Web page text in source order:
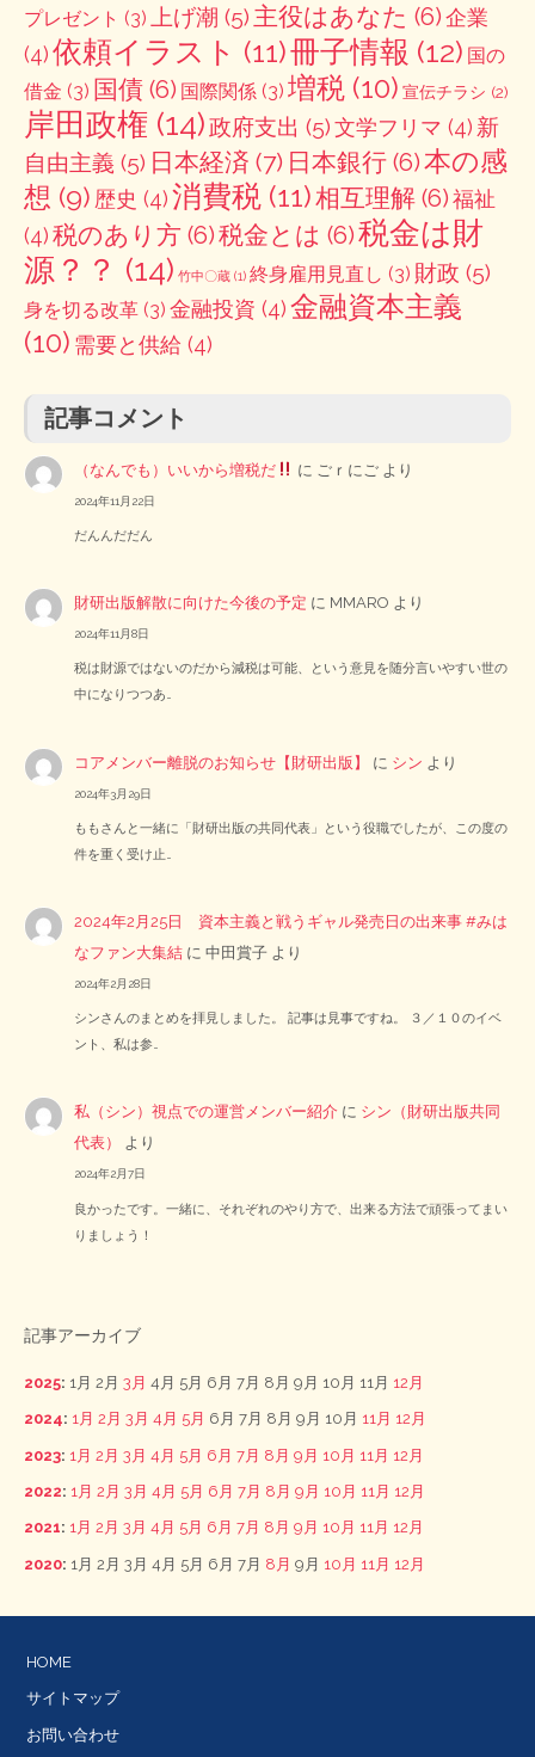
プレゼント (3) 上げ潮 (5) 主役はあなた (6)企業
(4)依頼イラスト (11)冊子情報 (12) 国の
借金 (3) 国債 (6) 国際関係 (3) 増税 (10) 宣伝チラシ (2)
岸田政権 (14)政府支出 (5)文学フリマ (4) 新
自由主義 (5) 日本経済 (7) 日本銀行 (6)本の感
想 (9) 歴史 (4)消費税 (11)相互理解 (6)福祉
(4)税のあり方 (6)税金とは (6)税金は財
源？？ (14) 竹中〇蔵 (1) 終身雇用見直し (3) 財政 (5)
身を切る改革 (3) 金融投資 (4)金融資本主義
(10) 需要と供給 (4)
記事コメント
（なんでも）いいから増税だ に ごｒにご より
2024年11月22日
だんんだだん
財研出版解散に向けた今後の予定 に MMARO より
2024年11月8日
税は財源ではないのだから減税は可能、という意見を随分言いやすい世の
中になりつつあ…
コアメンバー離脱のお知らせ【財研出版】 に シン より
2024年3月29日
ももさんと一緒に「財研出版の共同代表」という役職でしたが、この度の
件を重く受け止…
2024年2月25日 資本主義と戦うギャル発売日の出来事 #みは
なファン大集結 に中田賞子 より
2024年2月28日
シンさんのまとめを拝見しました。 記事は見事ですね。 ３／１０のイベ
ント、私は参…
私（シン）視点での運営メンバー紹介 に シン（財研出版共同
代表）
より
2024年2月7日
良かったです。一緒に、それぞれのやり方で、出来る方法で頑張ってまい
りましょう！
記事アーカイブ
2025: 1月 2月 3月 4月 5月 6月 7月 8月 9月 10月 11月 12月
2024: 1月 2月 3月 4月 5月 6月 7月 8月 9月 10月 11月 12月
2023: 1月 2月 3月 4月 5月 6月 7月 8月 9月 10月 11月 12月
2022: 1月 2月 3月 4月 5月 6月 7月 8月 9月 10月 11月 12月
2021: 1月 2月 3月 4月 5月 6月 7月 8月 9月 10月 11月 12月
2020: 1月 2月 3月 4月 5月 6月 7月 8月 9月 10月 11月 12月
HOME
サイトマップ
お問い合わせ